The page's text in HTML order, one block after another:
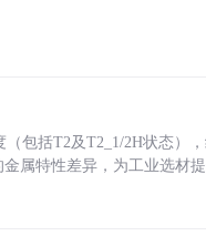
包括T2及T2_1/2H状态）
属特性差异，为工业选材提